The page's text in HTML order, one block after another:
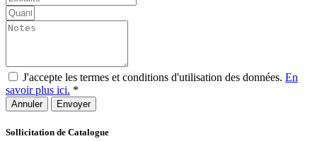
J'accepte les termes et conditions d'utilisation des données. En
savoir plus ici. *
Annuler
Sollicitation de Catalogue